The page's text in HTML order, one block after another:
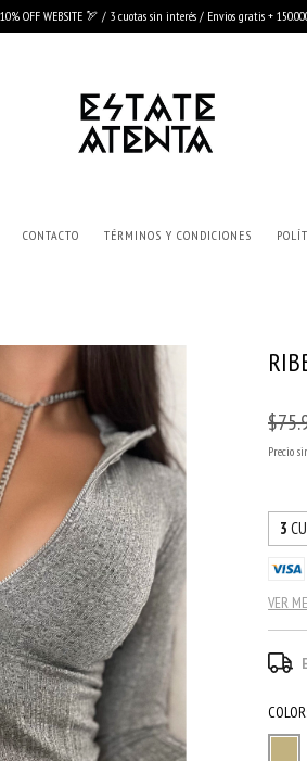
OFF WEBSITE 🏹 / 3 cuotas sin interés / Envios gratis +
CONTACTO TÉRMINOS Y CONDICIONES
Precio
3
VER
COLOR: